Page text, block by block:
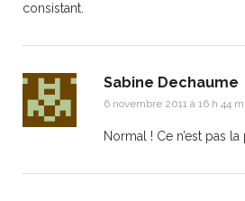
consistant.
Sabine Dechaume
6 novembre 2011 à 16 h 44
Normal ! Ce n’est pas